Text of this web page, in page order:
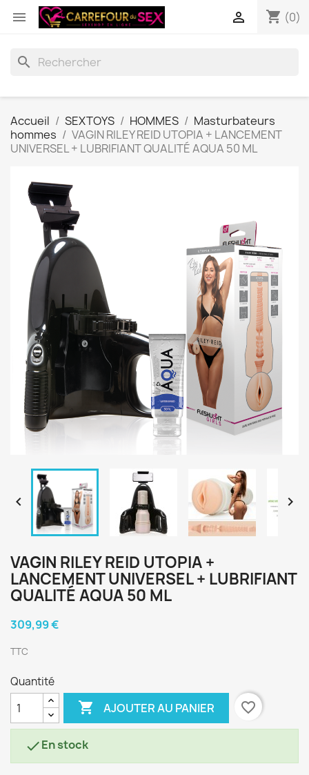
 shopping_cart (0)

search
Accueil SEXTOYS HOMMES
Masturbateurs
hommes
VAGIN RILEY REID UTOPIA + LANCEMENT
UNIVERSEL + LUBRIFIANT QUALITÉ AQUA 50 ML
 
VAGIN RILEY REID UTOPIA +
LANCEMENT UNIVERSEL + LUBRIFIANT
QUALITÉ AQUA 50 ML
309,99 €
TTC
Quantité
 AJOUTER AU PANIER favorite_border
En stock